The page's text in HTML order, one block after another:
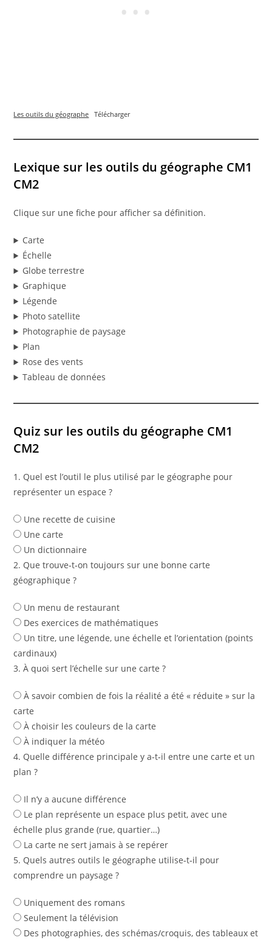
Les outils du géographe Télécharger
Lexique sur les outils du géographe CM1
CM2
Clique sur une fiche pour afficher sa définition.
Carte
Échelle
Globe terrestre
Graphique
Légende
Photo satellite
Photographie de paysage
Plan
Rose des vents
Tableau de données
Quiz sur les outils du géographe CM1
CM2
1. Quel est l’outil le plus utilisé par le géographe pour
représenter un espace ?
Une recette de cuisine
Une carte
Un dictionnaire
2. Que trouve‑t‑on toujours sur une bonne carte
géographique ?
Un menu de restaurant
Des exercices de mathématiques
Un titre, une légende, une échelle et l’orientation (points
cardinaux)
3. À quoi sert l’échelle sur une carte ?
À savoir combien de fois la réalité a été « réduite » sur la
carte
À choisir les couleurs de la carte
À indiquer la météo
4. Quelle différence principale y a‑t‑il entre une carte et un
plan ?
Il n’y a aucune différence
Le plan représente un espace plus petit, avec une
échelle plus grande (rue, quartier…)
La carte ne sert jamais à se repérer
5. Quels autres outils le géographe utilise‑t‑il pour
comprendre un paysage ?
Uniquement des romans
Seulement la télévision
Des photographies, des schémas/croquis, des tableaux et